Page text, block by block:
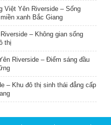
Việt Yên Riverside – Sống
xanh Bắc Giang
– Không gian sống
thị
Riverside – Điểm sáng đầu
– Khu đô thị sinh thái đẳng cấp